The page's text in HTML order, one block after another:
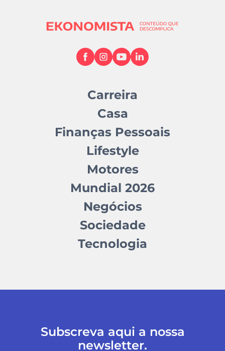
Carreira
Casa
Finanças Pessoais
Lifestyle
Motores
Mundial 2026
Negócios
Sociedade
Tecnologia
Subscreva aqui a nossa
newsletter.